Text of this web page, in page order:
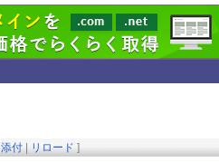
添付| リロード ]